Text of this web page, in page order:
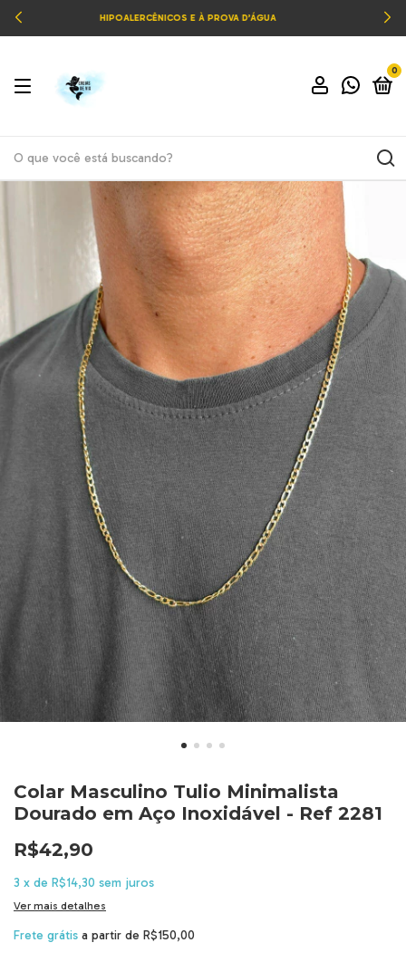
ENTREGAS RÁPIDAS NA GRANDE VITÓRIA/ES
0
Colar Masculino Tulio Minimalista
Dourado em Aço Inoxidável - Ref 2281
R$42,90
3 x de R$14,30 sem juros
Ver mais detalhes
Frete grátis a partir de R$150,00